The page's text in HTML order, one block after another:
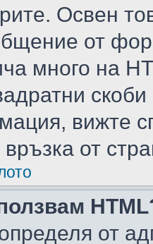
Освен
от
много на
вижте
от
от